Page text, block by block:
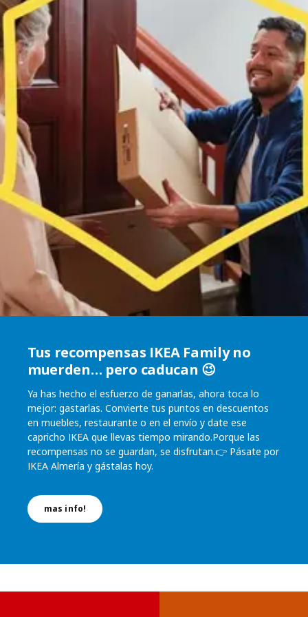
Tus recompensas IKEA Family no
muerden… pero caducan 😉
Ya has hecho el esfuerzo de ganarlas, ahora toca lo
mejor: gastarlas. Convierte tus puntos en descuentos
en muebles, restaurante o en el envío y date ese
capricho IKEA que llevas tiempo mirando.Porque las
recompensas no se guardan, se disfrutan.👉 Pásate por
IKEA Almería y gástalas hoy.
mas info!